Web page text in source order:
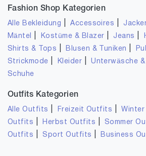
Fashion Shop Kategorien
Alle Bekleidung |Accessoires
Mäntel Kostüme & Blazer Jeans
Shirts & Tops Blusen & Tuniken
Strickmode
Kleider |Unterwäsche
Schuhe
Outfits Kategorien
Alle Outfits Freizeit Outfits |
Outfits
Herbst Outfits Sommer
Outfits
Sport Outfits Business